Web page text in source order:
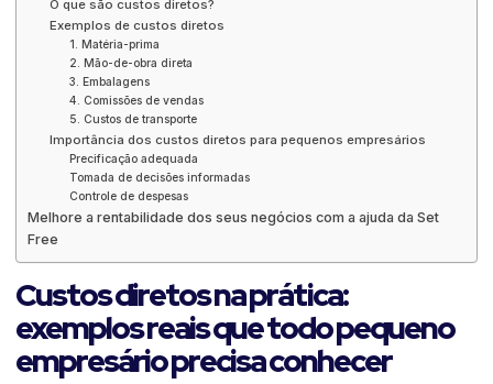
O que são custos diretos?
Exemplos de custos diretos
1. Matéria-prima
2. Mão-de-obra direta
3. Embalagens
4. Comissões de vendas
5. Custos de transporte
Importância dos custos diretos para pequenos empresários
Precificação adequada
Tomada de decisões informadas
Controle de despesas
Melhore a rentabilidade dos seus negócios com a ajuda da Set
Free
Custos diretos na prática:
exemplos reais que todo pequeno
empresário precisa conhecer